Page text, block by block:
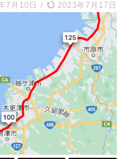
7月10日 / 2023年7月17日